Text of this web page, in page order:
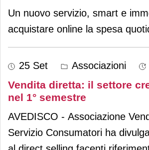
Un nuovo servizio, smart e
acquistare online la spesa
25 Set Associazioni
Vendita diretta: il settore
nel 1° semestre
AVEDISCO - Associazione
Servizio Consumatori ha